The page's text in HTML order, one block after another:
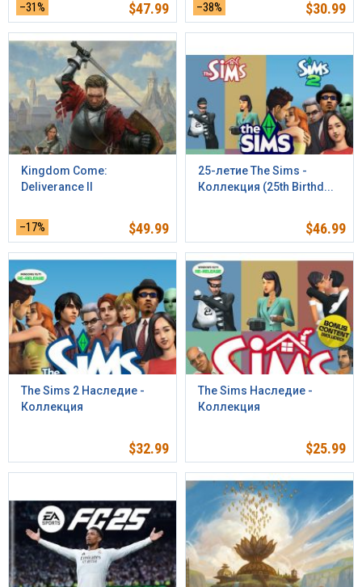
–31% $47.99 –38% $30.99
Kingdom Come:
Deliverance II
–17% $49.99
25-летие The Sims -
Коллекция (25th Birthd...
$46.99
The Sims 2 Наследие -
Коллекция
$32.99
The Sims Наследие -
Коллекция
$25.99